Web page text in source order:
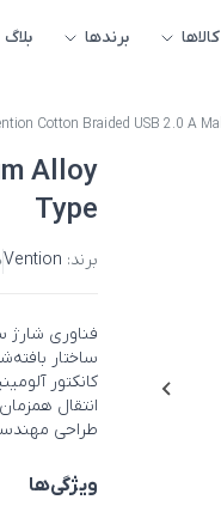
برندها بلاگ
Cotton Braided USB 2.0 A
Alloy
Type
برند: Vention
فناوری شارژ سریع ۳ آمپر با راندمان
ساختار
کانکتور
انتقال
طراحی
ویژگی‌ها